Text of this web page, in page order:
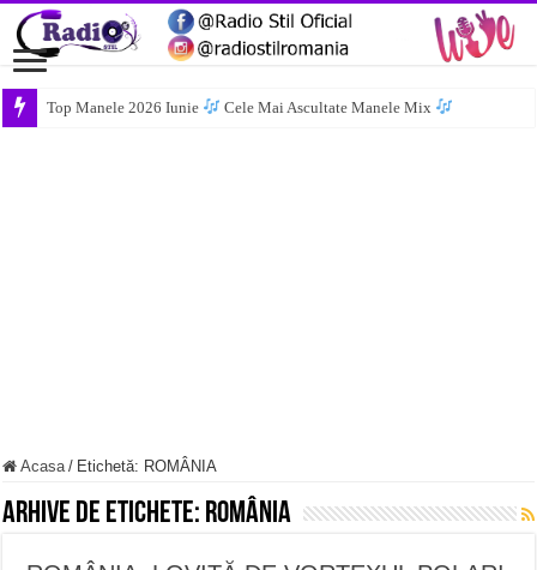
Top Manele 2026 Iunie Cele Mai Ascultate Manele Mix
Acasa / Etichetă: ROMÂNIA
Arhive de etichete: ROMÂNIA